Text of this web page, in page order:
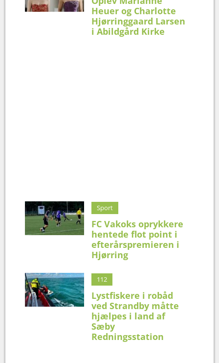
Heuer og Charlotte
Hjørringgaard Larsen
i Abildgård Kirke
Sport
FC Vakoks oprykkere
hentede flot point i
efterårspremieren i
Hjørring
112
Lystfiskere i robåd
ved Strandby måtte
hjælpes i land af
Sæby
Redningsstation